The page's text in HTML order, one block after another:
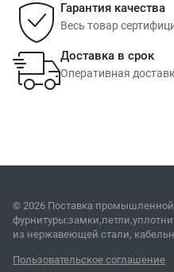
Гарантия качества
Весь товар
Доставка в срок
Оперативная
© 2026 Поставка промышленной
из нержавеющей стали,
Пользовательское соглашение